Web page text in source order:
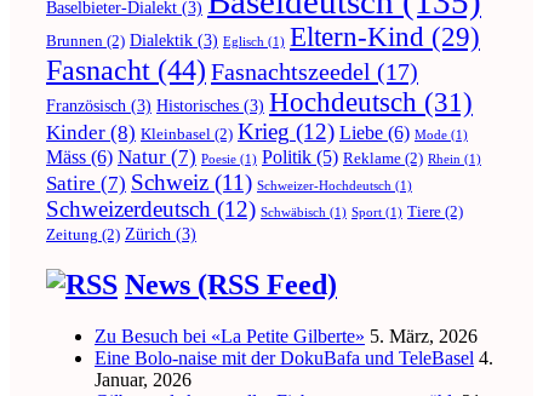
Baselbieter-Dialekt (3)
Brunnen (2) Dialektik (3) Eglisch (1) Eltern-Kind (29)
Fasnacht (44) Fasnachtszeedel (17)
Französisch (3) Historisches (3) Hochdeutsch (31)
Kinder (8) Kleinbasel (2) Krieg (12) Liebe (6) Mode (1)
Mäss (6) Natur (7) Poesie (1) Politik (5) Reklame (2) Rhein (1)
Satire (7) Schweiz (11) Schweizer-Hochdeutsch (1)
Schweizerdeutsch (12) Schwäbisch (1) Sport (1) Tiere (2)
Zeitung (2) Zürich (3)
News (RSS Feed)
Zu Besuch bei «La Petite Gilberte» 5. März, 2026
Eine Bolo-naise mit der DokuBafa und TeleBasel 4.
Januar, 2026